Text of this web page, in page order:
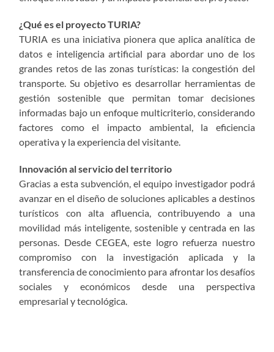
¿Qué es el proyecto TURIA?
TURIA es una iniciativa pionera que aplica analítica de
datos e inteligencia artificial para abordar uno de los
grandes retos de las zonas turísticas: la congestión del
transporte. Su objetivo es desarrollar herramientas de
gestión sostenible que permitan tomar decisiones
informadas bajo un enfoque multicriterio, considerando
factores como el impacto ambiental, la eficiencia
operativa y la experiencia del visitante.
Innovación al servicio del territorio
Gracias a esta subvención, el equipo investigador podrá
avanzar en el diseño de soluciones aplicables a destinos
turísticos con alta afluencia, contribuyendo a una
movilidad más inteligente, sostenible y centrada en las
personas. Desde CEGEA, este logro refuerza nuestro
compromiso con la investigación aplicada y la
transferencia de conocimiento para afrontar los desafíos
sociales y económicos desde una perspectiva
empresarial y tecnológica.